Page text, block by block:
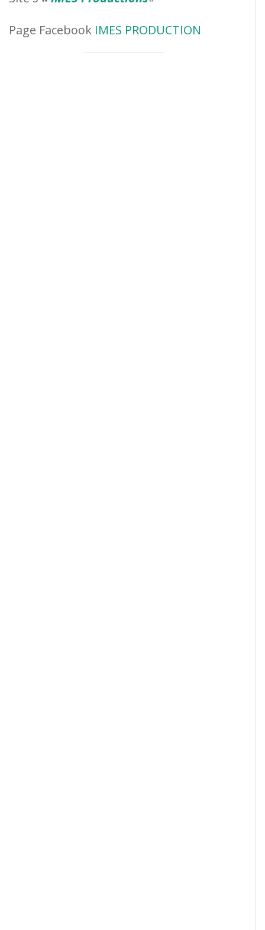
Page Facebook IMES PRODUCTION